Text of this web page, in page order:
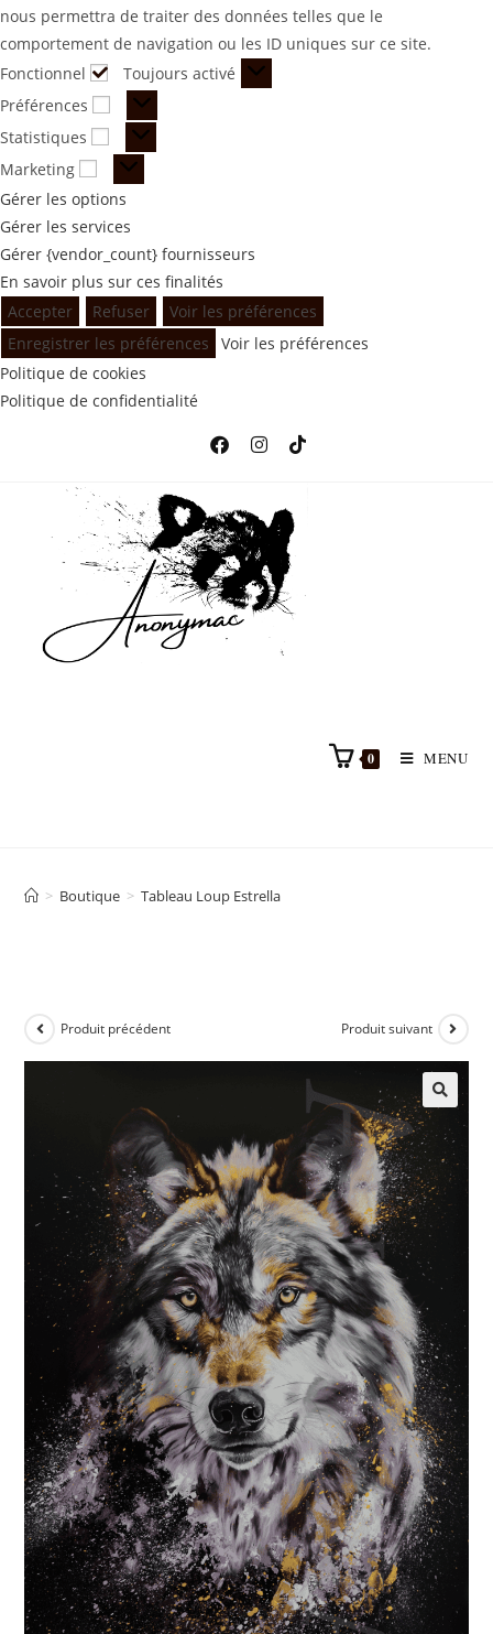
nous permettra de traiter des données telles que le
comportement de navigation ou les ID uniques sur ce site.
Fonctionnel
Toujours activé
Préférences
Statistiques
Marketing
Gérer les options
Gérer les services
Gérer {vendor_count} fournisseurs
En savoir plus sur ces finalités
Accepter
Refuser
Voir les préférences
Enregistrer les préférences
Voir les préférences
Politique de cookies
Politique de confidentialité
0 MENU
> Boutique > Tableau Loup Estrella
Produit précédent Produit suivant